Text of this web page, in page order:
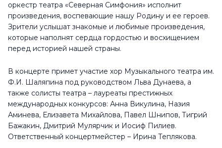
оркестр театра «Северная Симфония» исполнит
произведения, воспевающие нашу Родину и ее героев.
Зрители услышат знакомые и любимые произведения,
которые наполнят сердца гордостью и восхищением
перед историей нашей страны.
В концерте примет участие хор Музыкального театра им.
Ф.И. Шаляпина под руководством Льва Дунаева, а
также солисты театра – лауреаты престижных
международных конкурсов: Анна Викулина, Назия
Аминева, Елизавета Михайлова, Павел Шнипов, Тигрий
Бажакин, Дмитрий Мулярчик и Иосиф Пилиев.
Ответственный концертмейстер – Ирина Теплякова.